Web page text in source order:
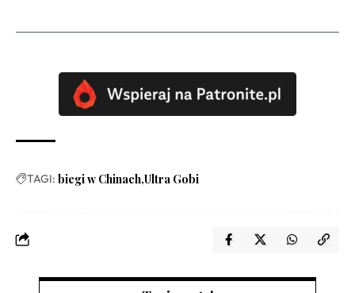
TAGI: biegi w Chinach Ultra Gobi